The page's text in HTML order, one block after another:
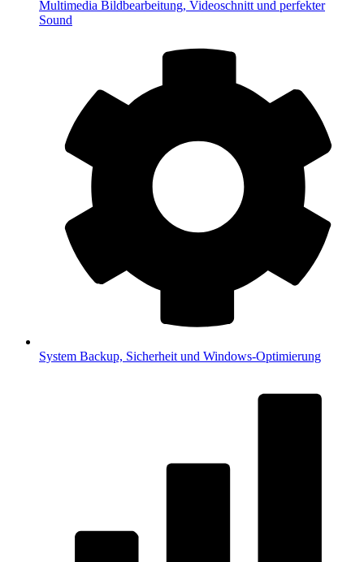
Multimedia Bildbearbeitung, Videoschnitt und perfekter
Sound
System Backup, Sicherheit und Windows-Optimierung